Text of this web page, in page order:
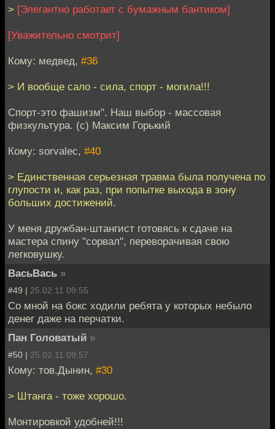
> [Элегантно работает с бумажным бантиком]
[Уважительно смотрит]
Кому: медвед, #36
> И вообще сало - сила, спорт - могила!!!
Спорт-это фашизм". Наш выбор - массовая
физкультура. (с) Максим Горький
Кому: sorvalec, #40
> Единственная серьезная травма была получена по
глупости и, как раз, при попытке выхода в зону
больших достижений.
У меня дружбан-штангист готовясь к сдаче на
мастера спину "сорвал", переворачивая свою
легковушку.
ВасьВась »
#49 | 25.02.11 09:55
Со мной на бокс ходили ребята у которых небыло
денег даже на перчатки.
Пан Головатый »
#50 | 25.02.11 09:57
Кому: тов.Дынин, #30
> Штанга - тоже хорошо.
Монтировкой удобней!!!